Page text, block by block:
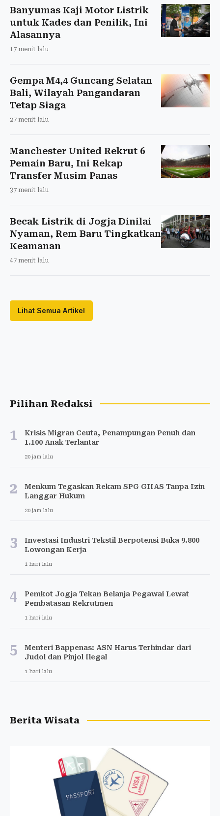
Banyumas Kaji Motor Listrik
untuk Kades dan Penilik, Ini
Alasannya
17 menit lalu
Gempa M4,4 Guncang Selatan
Bali, Wilayah Pangandaran
Tetap Siaga
27 menit lalu
Manchester United Rekrut 6
Pemain Baru, Ini Rekap
Transfer Musim Panas
37 menit lalu
Becak Listrik di Jogja Dinilai
Nyaman, Rem Baru Tingkatkan
Keamanan
47 menit lalu
Lihat Semua Artikel
Pilihan Redaksi
1
Krisis Migran Ceuta, Penampungan Penuh dan
1.100 Anak Terlantar
20 jam lalu
2
Menkum Tegaskan Rekam SPG GIIAS Tanpa Izin
Langgar Hukum
20 jam lalu
3
Investasi Industri Tekstil Berpotensi Buka 9.800
Lowongan Kerja
1 hari lalu
4
Pemkot Jogja Tekan Belanja Pegawai Lewat
Pembatasan Rekrutmen
1 hari lalu
5
Menteri Bappenas: ASN Harus Terhindar dari
Judol dan Pinjol Ilegal
1 hari lalu
Berita Wisata